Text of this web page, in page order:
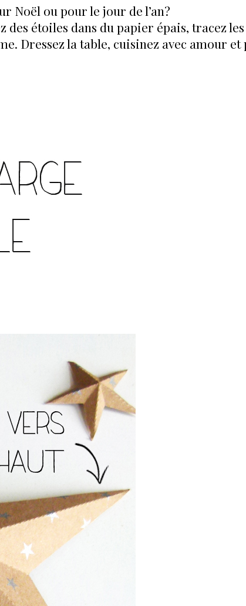
Noël ou pour le jour de l’an?
étoiles dans du papier épais, tracez
Dressez la table, cuisinez avec amour et